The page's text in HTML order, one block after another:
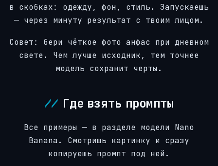
в скобках: одежду, фон, стиль. Запускаешь
— через минуту результат с твоим лицом.
Совет: бери чёткое фото анфас при дневном
свете. Чем лучше исходник, тем точнее
модель сохранит черты.
Где взять промпты
Все примеры — в разделе модели Nano
Banana. Смотришь картинку и сразу
копируешь промпт под ней.